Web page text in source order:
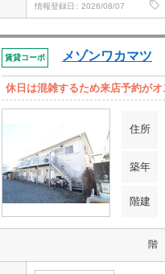
情報登録日 2026/08/07
賃貸コーポ メゾンワカマツ
休日は混雑するため来店予約がオ
住所
築年
階建
階